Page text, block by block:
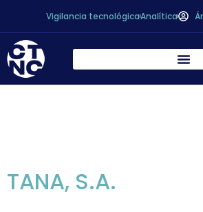
Vigilancia tecnológicaAnalítica
TANA, S.A.